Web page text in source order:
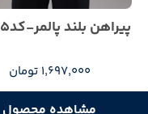
پیراهن بلند پالمر-کد5355
1,697,000 تومان